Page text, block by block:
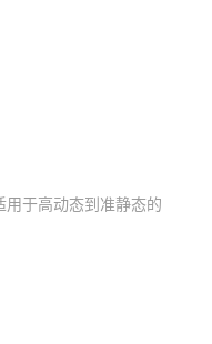
于高动态到准静态的